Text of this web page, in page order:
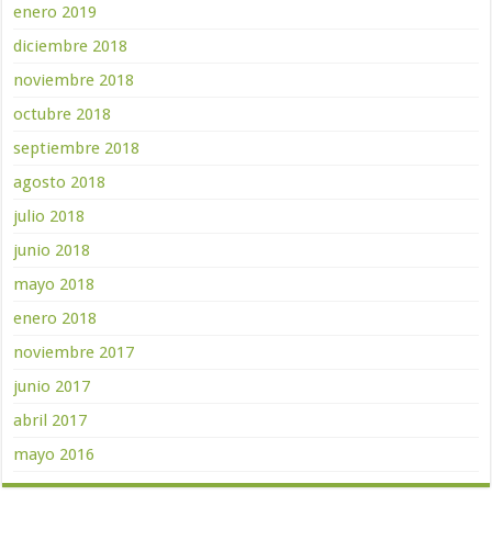
enero 2019
diciembre 2018
noviembre 2018
octubre 2018
septiembre 2018
agosto 2018
julio 2018
junio 2018
mayo 2018
enero 2018
noviembre 2017
junio 2017
abril 2017
mayo 2016